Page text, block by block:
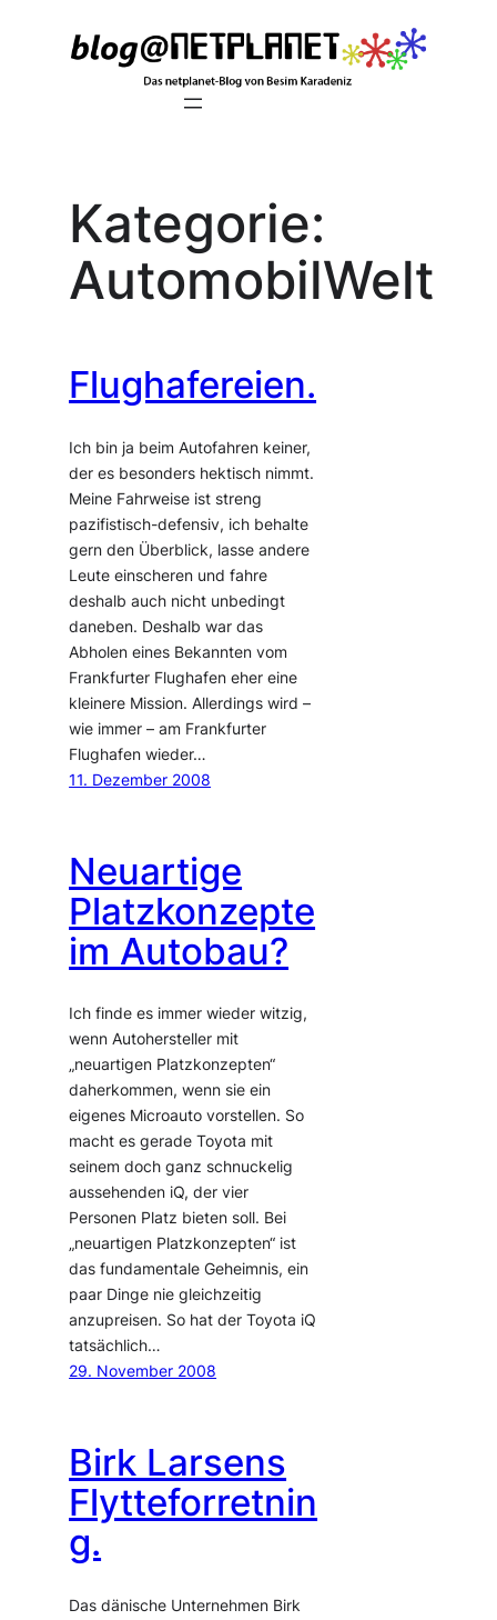
Kategorie:
AutomobilWelt
Flughafereien.
Ich bin ja beim Autofahren keiner,
der es besonders hektisch nimmt.
Meine Fahrweise ist streng
pazifistisch-defensiv, ich behalte
gern den Überblick, lasse andere
Leute einscheren und fahre
deshalb auch nicht unbedingt
daneben. Deshalb war das
Abholen eines Bekannten vom
Frankfurter Flughafen eher eine
kleinere Mission. Allerdings wird –
wie immer – am Frankfurter
Flughafen wieder…
11. Dezember 2008
Neuartige
Platzkonzepte
im Autobau?
Ich finde es immer wieder witzig,
wenn Autohersteller mit
„neuartigen Platzkonzepten“
daherkommen, wenn sie ein
eigenes Microauto vorstellen. So
macht es gerade Toyota mit
seinem doch ganz schnuckelig
aussehenden iQ, der vier
Personen Platz bieten soll. Bei
„neuartigen Platzkonzepten“ ist
das fundamentale Geheimnis, ein
paar Dinge nie gleichzeitig
anzupreisen. So hat der Toyota iQ
tatsächlich…
29. November 2008
Birk Larsens
Flytteforretnin
g.
Das dänische Unternehmen Birk